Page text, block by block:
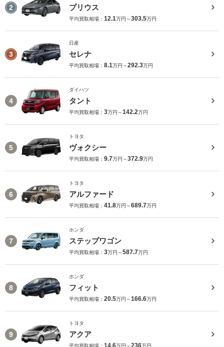
2 プリウス
平均買取相場： 12.1万円～303.5万円
3
日産
セレナ
平均買取相場： 8.1万円～292.3万円
4
ダイハツ
タント
平均買取相場： 3万円～142.2万円
5
トヨタ
ヴォクシー
平均買取相場： 9.7万円～372.9万円
6
トヨタ
アルファード
平均買取相場： 41.8万円～689.7万円
7
ホンダ
ステップワゴン
平均買取相場： 3万円～587.7万円
8
ホンダ
フィット
平均買取相場： 20.5万円～166.6万円
9
トヨタ
アクア
平均買取相場： 万円～ 万円